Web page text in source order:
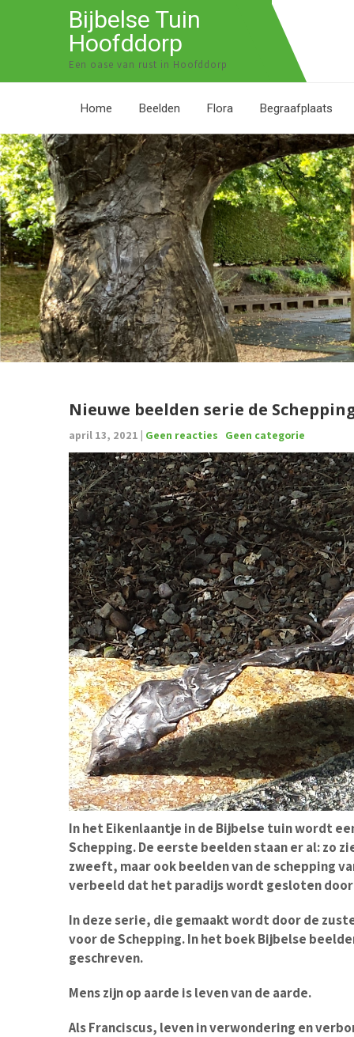
Bijbelse Tuin
Hoofddorp
Een oase van rust in Hoofddorp
Home Beelden Flora Begraafplaats
Nieuwe beelden serie de
april 13, 2021 | Geen reacties Geen categorie
In het Eikenlaantje in de Bijbelse tuin wordt
Schepping. De eerste beelden staan er al: zo
zweeft, maar ook beelden van de schepping
verbeeld dat het paradijs wordt gesloten door
In deze serie, die gemaakt wordt door de
voor de Schepping. In het boek Bijbelse
geschreven.
Mens zijn op aarde is leven van de aarde.
Als Franciscus, leven in verwondering en